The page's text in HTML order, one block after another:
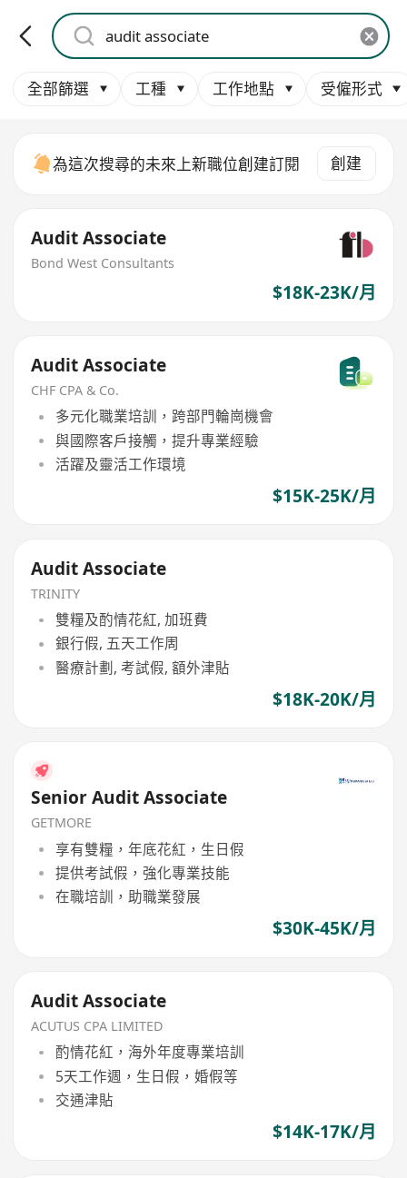
全部篩選 工種 工作地點 受僱形式
為這次搜尋的未來上新職位創建訂閱 創建
Audit Associate
Bond West Consultants
$18K-23K/月
Audit Associate
CHF CPA & Co.
多元化職業培訓，跨部門輪崗機會
與國際客戶接觸，提升專業經驗
活躍及靈活工作環境
$15K-25K/月
Audit Associate
TRINITY
雙糧及酌情花紅, 加班費
銀行假, 五天工作周
醫療計劃, 考試假, 額外津貼
$18K-20K/月
Senior Audit Associate
GETMORE
享有雙糧，年底花紅，生日假
提供考試假，強化專業技能
在職培訓，助職業發展
$30K-45K/月
Audit Associate
ACUTUS CPA LIMITED
酌情花紅，海外年度專業培訓
5天工作週，生日假，婚假等
交通津貼
$14K-17K/月